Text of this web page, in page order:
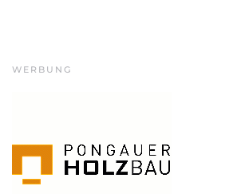
WERBUNG